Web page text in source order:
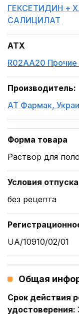
ГЕКСЕТИДИН +
САЛИЦИЛАТ
ATX
R02AA20 Прочие
Производитель:
АТ Фармак,
Форма товара
Раствор для
Условия отпуска
без рецепта
UA/10910/02/01
Общая
Срок действия
удостоверения: